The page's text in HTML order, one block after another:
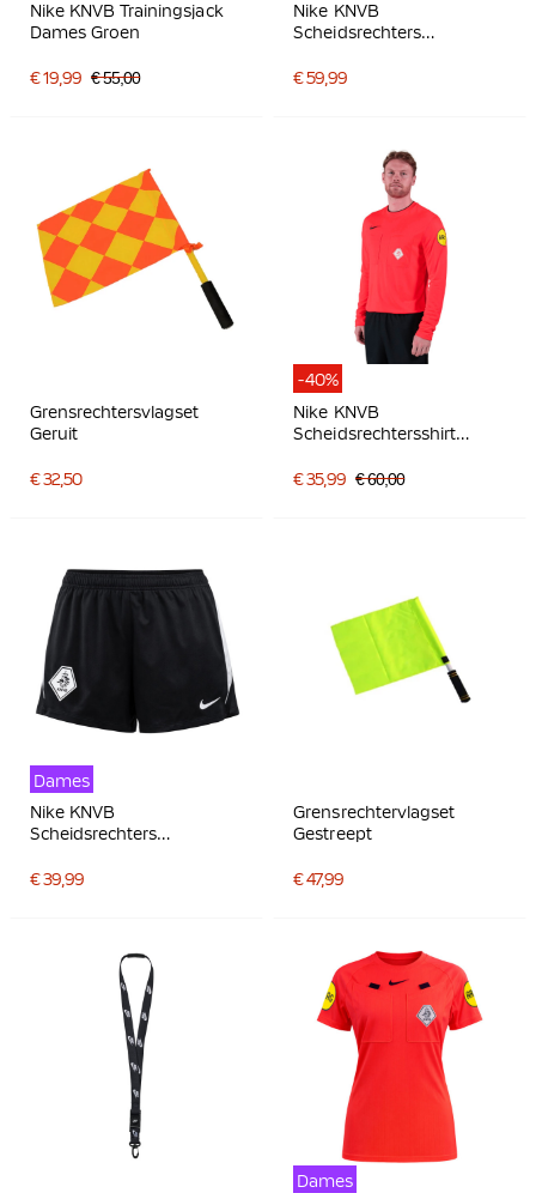
Nike KNVB Trainingsjack
Dames Groen
€ 19,99 € 55,00
Nike KNVB
Scheidsrechters
2026-2028 Dames Zwart
€ 59,99
Grensrechtersvlagset
Geruit
€ 32,50
-40%
Nike KNVB
Scheidsrechtersshirt
2026 Felrood
€ 35,99 € 60,00
Dames
Nike KNVB
Scheidsrechters
2028 Dames Zwart Wit
€ 39,99
Grensrechtervlagset
Gestreept
€ 47,99
Dames